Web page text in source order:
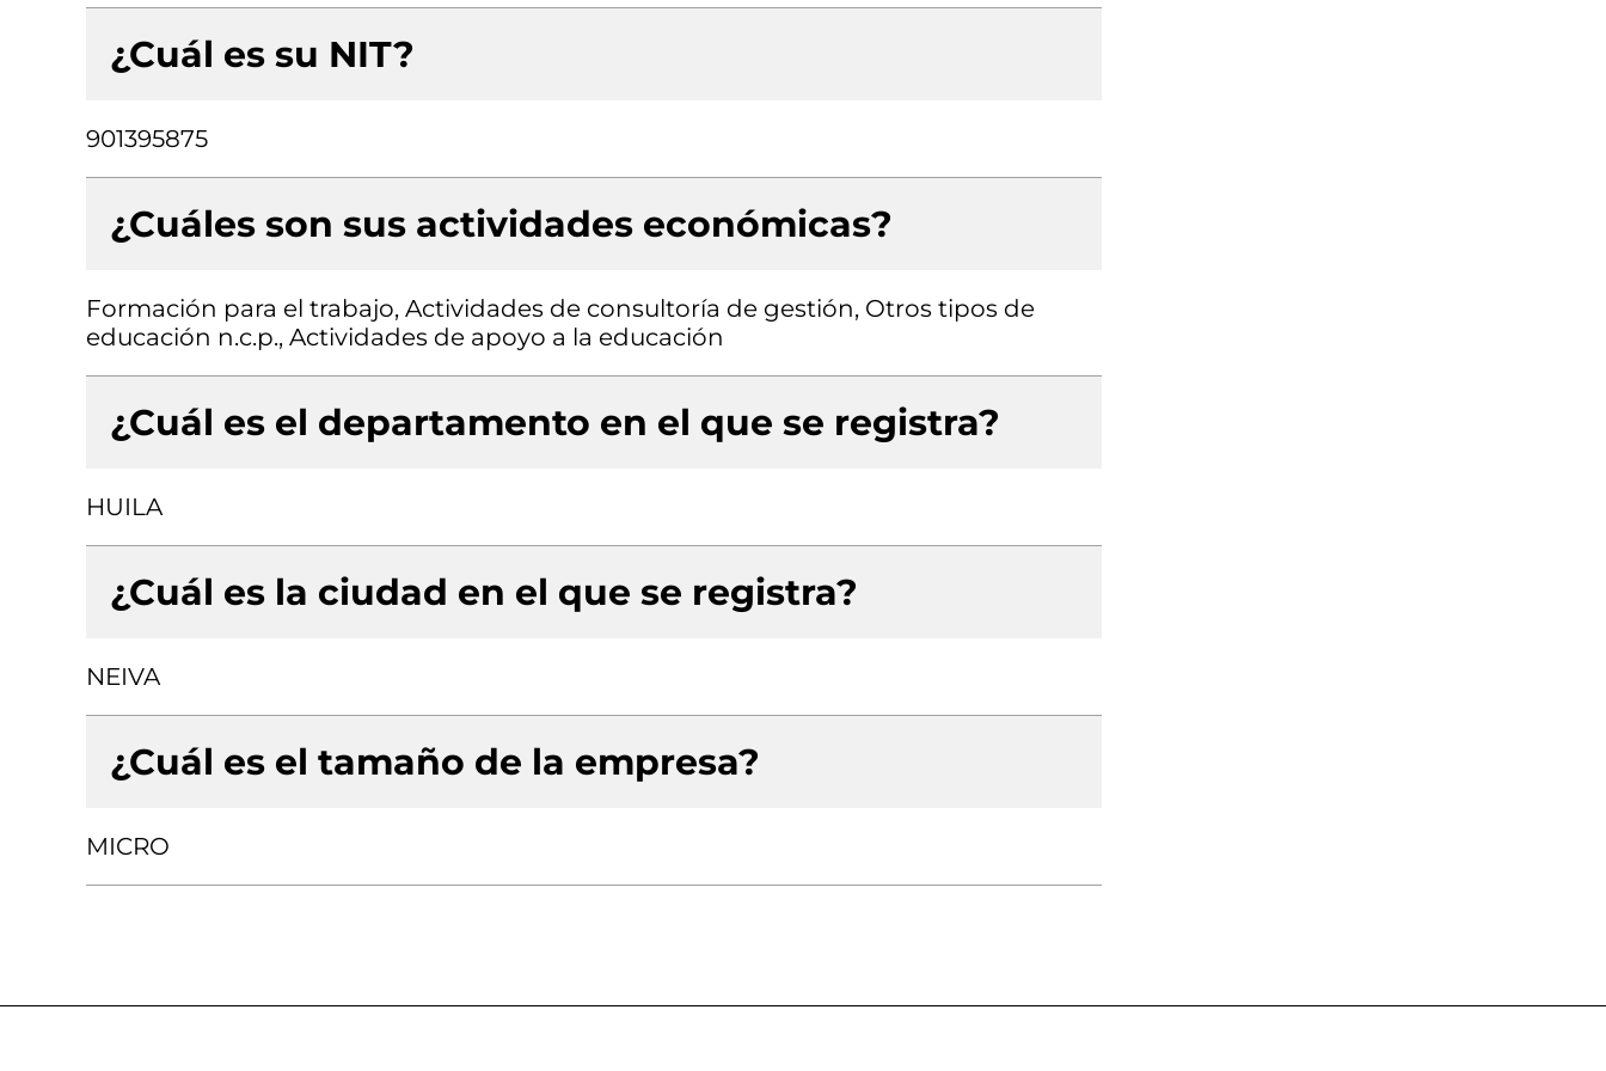
¿Cuál es su NIT?
901395875
¿Cuáles son sus actividades económicas?
Formación para el trabajo, Actividades de consultoría de gestión, Otros tipos de
educación n.c.p., Actividades de apoyo a la educación
¿Cuál es el departamento en el que se registra?
HUILA
¿Cuál es la ciudad en el que se registra?
NEIVA
¿Cuál es el tamaño de la empresa?
MICRO